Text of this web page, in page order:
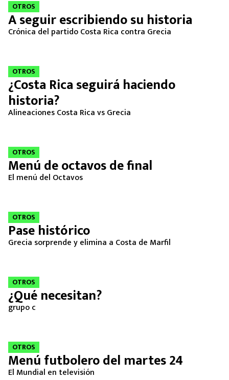
OTROS
A seguir escribiendo su historia
Crónica del partido Costa Rica contra Grecia
OTROS
¿Costa Rica seguirá haciendo
historia?
Alineaciones Costa Rica vs Grecia
OTROS
Menú de octavos de final
El menú del Octavos
OTROS
Pase histórico
Grecia sorprende y elimina a Costa de Marfil
OTROS
¿Qué necesitan?
grupo c
OTROS
Menú futbolero del martes 24
El Mundial en televisión